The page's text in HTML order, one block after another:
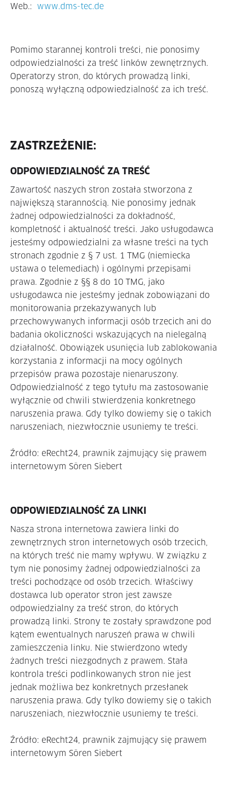
Web.: www.dms-tec.de
Pomimo starannej kontroli treści, nie ponosimy
odpowiedzialności za treść linków zewnętrznych.
Operatorzy stron, do których prowadzą linki,
ponoszą wyłączną odpowiedzialność za ich treść.
ZASTRZEŻENIE:
ODPOWIEDZIALNOŚĆ ZA TREŚĆ
Zawartość naszych stron została stworzona z
największą starannością. Nie ponosimy jednak
żadnej odpowiedzialności za dokładność,
kompletność i aktualność treści. Jako usługodawca
jesteśmy odpowiedzialni za własne treści na tych
stronach zgodnie z § 7 ust. 1 TMG (niemiecka
ustawa o telemediach) i ogólnymi przepisami
prawa. Zgodnie z §§ 8 do 10 TMG, jako
usługodawca nie jesteśmy jednak zobowiązani do
monitorowania przekazywanych lub
przechowywanych informacji osób trzecich ani do
badania okoliczności wskazujących na nielegalną
działalność. Obowiązek usunięcia lub zablokowania
korzystania z informacji na mocy ogólnych
przepisów prawa pozostaje nienaruszony.
Odpowiedzialność z tego tytułu ma zastosowanie
wyłącznie od chwili stwierdzenia konkretnego
naruszenia prawa. Gdy tylko dowiemy się o takich
naruszeniach, niezwłocznie usuniemy te treści.
Źródło: eRecht24, prawnik zajmujący się prawem
internetowym Sören Siebert
ODPOWIEDZIALNOŚĆ ZA LINKI
Nasza strona internetowa zawiera linki do
zewnętrznych stron internetowych osób trzecich,
na których treść nie mamy wpływu. W związku z
tym nie ponosimy żadnej odpowiedzialności za
treści pochodzące od osób trzecich. Właściwy
dostawca lub operator stron jest zawsze
odpowiedzialny za treść stron, do których
prowadzą linki. Strony te zostały sprawdzone pod
kątem ewentualnych naruszeń prawa w chwili
zamieszczenia linku. Nie stwierdzono wtedy
żadnych treści niezgodnych z prawem. Stała
kontrola treści podlinkowanych stron nie jest
jednak możliwa bez konkretnych przesłanek
naruszenia prawa. Gdy tylko dowiemy się o takich
naruszeniach, niezwłocznie usuniemy te treści.
Źródło: eRecht24, prawnik zajmujący się prawem
internetowym Sören Siebert